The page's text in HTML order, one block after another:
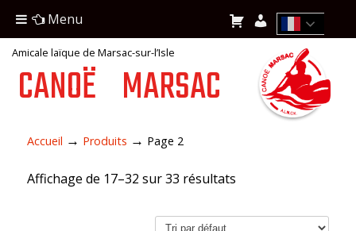
Amicale laïque de Marsac-sur-l’Isle
CANOË MARSAC
Accueil → Produits → Page 2
Affichage de 17–32 sur 33 résultats
Menu